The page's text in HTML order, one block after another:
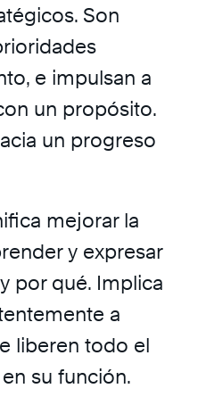
Son
e impulsan a
un propósito.
un progreso
mejorar la
y expresar
por qué. Implica
a
liberen todo el
su función.